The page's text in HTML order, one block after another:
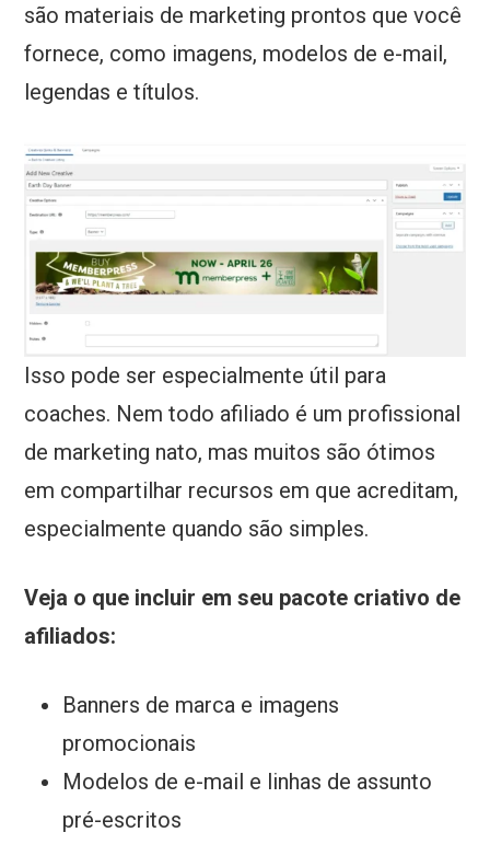
são materiais de marketing prontos que você
fornece, como imagens, modelos de e-mail,
legendas e títulos.
Isso pode ser especialmente útil para
coaches. Nem todo afiliado é um profissional
de marketing nato, mas muitos são ótimos
em compartilhar recursos em que acreditam,
especialmente quando são simples.
Veja o que incluir em seu pacote criativo de
afiliados:
Banners de marca e imagens
promocionais
Modelos de e-mail e linhas de assunto
pré-escritos